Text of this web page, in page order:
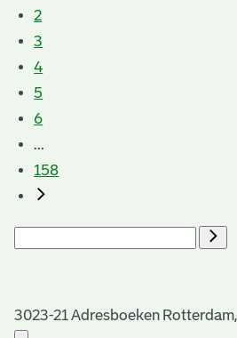
2
3
4
5
6
...
158
3023-21 Adresboeken